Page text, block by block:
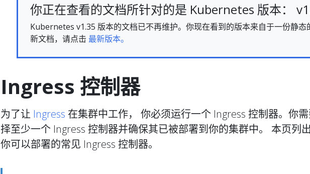
你正在查看的文档所针对的是 Kubernetes 版本：
Kubernetes v1.35 版本的文档已不再维护。你现在看到的版本来自于一份静态
新文档，请点击 最新版本。
Ingress 控制器
为了让 Ingress 在集群中工作， 你必须运行一个 Ingress 控制器。你
择至少一个 Ingress 控制器并确保其已被部署到你的集群中。 本页列
你可以部署的常见 Ingress 控制器。